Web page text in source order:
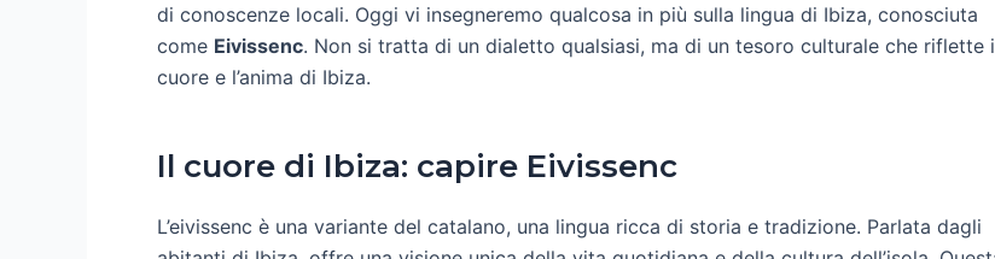
di conoscenze locali. Oggi vi insegneremo qualcosa in più sulla lingua di Ibiza, conosciuta
come Eivissenc. Non si tratta di un dialetto qualsiasi, ma di un tesoro culturale che riflette
cuore e l’anima di Ibiza.
Il cuore di Ibiza: capire Eivissenc
L’eivissenc è una variante del catalano, una lingua ricca di storia e tradizione. Parlata dagli